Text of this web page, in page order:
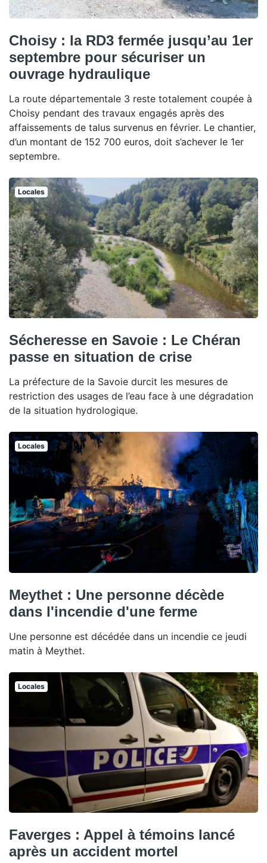
Choisy : la RD3 fermée jusqu’au 1er
septembre pour sécuriser un
ouvrage hydraulique
La route départementale 3 reste totalement coupée à
Choisy pendant des travaux engagés après des
affaissements de talus survenus en février. Le chantier,
d’un montant de 152 700 euros, doit s’achever le 1er
septembre.
Locales
Sécheresse en Savoie : Le Chéran
passe en situation de crise
La préfecture de la Savoie durcit les mesures de
restriction des usages de l’eau face à une dégradation
de la situation hydrologique.
Locales
Meythet : Une personne décède
dans l'incendie d'une ferme
Une personne est décédée dans un incendie ce jeudi
matin à Meythet.
Locales
Faverges : Appel à témoins lancé
après un accident mortel